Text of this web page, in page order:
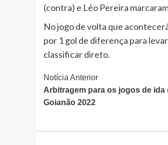
(contra) e Léo Pereira
No jogo de volta que
por 1 gol de diferença para
classificar direto.
Continue
Lendo
Notícia Anterior
Arbitragem para os jogos de
Goianão 2022